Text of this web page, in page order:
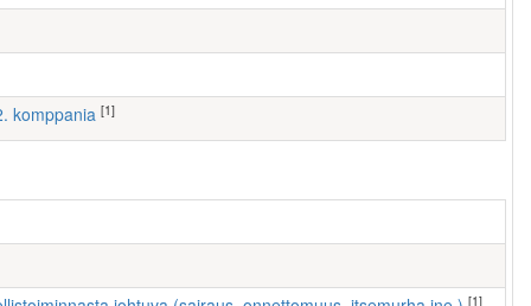
komppania [1]
[1]